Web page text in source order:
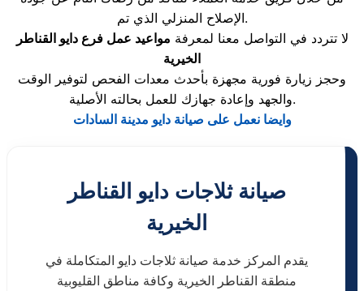
الإصلاح المنزلي الذي تم.
لا تتردد في التواصل معنا لمعرفة مواعيد عمل فرع دايو القناطر
الخيرية
وحجز زيارة فورية مجهزة بأحدث معدات الفحص لتوفير الوقت
والجهد وإعادة جهازك للعمل بحالته الأصلية.
وايضا نعمل على صيانة دايو مدينة السادات
صيانة ثلاجات دايو القناطر
الخيرية
يقدم المركز خدمة صيانة ثلاجات دايو المتكاملة في
منطقة القناطر الخيرية وكافة مناطق القليوبية